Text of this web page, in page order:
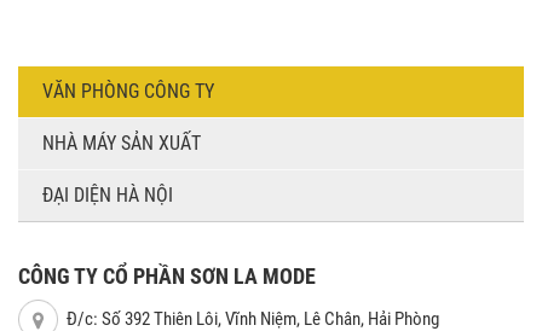
VĂN PHÒNG CÔNG TY
NHÀ MÁY SẢN XUẤT
ĐẠI DIỆN HÀ NỘI
CÔNG TY CỔ PHẦN SƠN LA MODE
Đ/c: Số 392 Thiên Lôi, Vĩnh Niệm, Lê Chân, Hải Phòng